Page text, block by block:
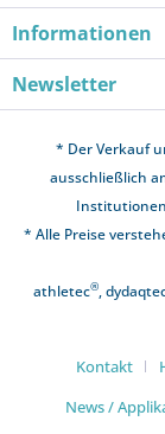
Informationen
Newsletter
* Der Verkauf
ausschließlich
Institutionen
* Alle Preise
athletec®,
Kontakt
News /